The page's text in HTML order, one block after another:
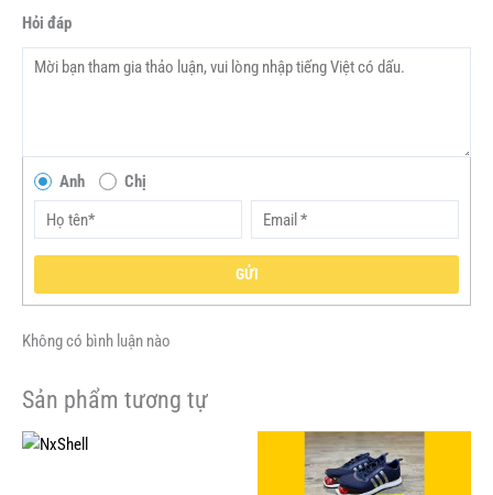
Hỏi đáp
Anh Chị
GỬI
Không có bình luận nào
Sản phẩm tương tự